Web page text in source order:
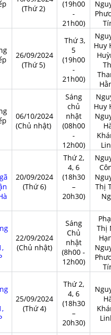
(Thứ 2)
(19h00
-
21h00)
26/09/2024
(Thứ 5)
Thứ 3,
5
(19h00
-
21h00)
Huy
06/10/2024
(Chủ nhật)
Sáng
chủ
nhật
(08h00
-
12h00)
Huy
20/09/2024
(Thứ 6)
Thứ 2,
4, 6
(18h30
–
20h30)
Thị
22/09/2024
(Chủ nhật)
Sáng
Chủ
nhật
(8h00 -
12h00)
Thị
25/09/2024
(Thứ 4)
Thứ 2,
4, 6
(18h30
–
20h30)